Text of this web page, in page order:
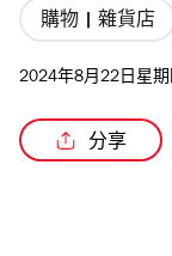
購物 | 雜貨店
2024年8月22日星期
分享